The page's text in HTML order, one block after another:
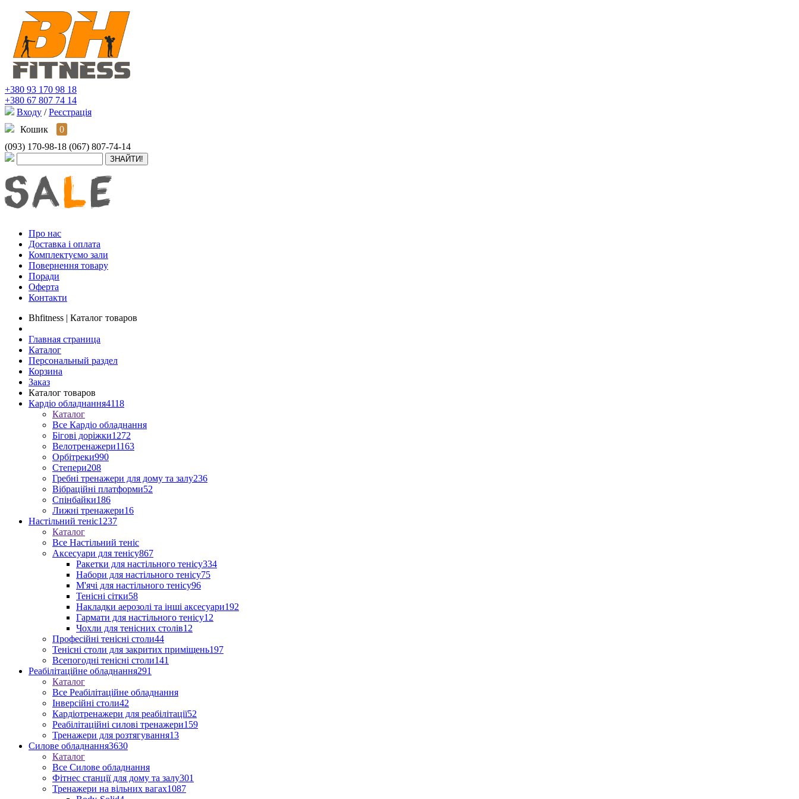
+380 93 170 98 18
+380 67 807 74 14
Входу / Реєстрація
Кошик
0
(093) 170-98-18 (067) 807-74-14
Про нас
Доставка і оплата
Комплектуємо зали
Повернення товару
Поради
Оферта
Контакти
Bhfitness | Каталог товаров
Главная страница
Каталог
Персональный раздел
Корзина
Заказ
Каталог товаров
Кардіо обладнання4118
Каталог
Все Кардіо обладнання
Бігові доріжки1272
Велотренажери1163
Орбітреки990
Степери208
Гребні тренажери для дому та залу236
Вібраційні платформи52
Спінбайки186
Лижні тренажери16
Настільний теніс1237
Каталог
Все Настільний теніс
Аксесуари для тенісу867
Ракетки для настільного тенісу334
Набори для настільного тенісу75
М'ячі для настільного тенісу96
Тенісні сітки58
Накладки аерозолі та інші аксесуари192
Гармати для настільного тенісу12
Чохли для тенісних столів12
Професійні тенісні столи44
Тенісні столи для закритих приміщень197
Всепогодні тенісні столи141
Реабілітаційне обладнання291
Каталог
Все Реабілітаційне обладнання
Інверсійні столи42
Кардіотренажери для реабілітації52
Реабілітаційні силові тренажери159
Тренажери для розтягування13
Силове обладнання3630
Каталог
Все Силове обладнання
Фітнес станції для дому та залу301
Тренажери на вільних вагах1087